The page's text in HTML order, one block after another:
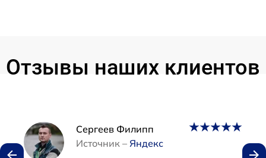
Отзывы наших клиентов
Сергеев Филипп
Источник – Яндекс
Наши мастера